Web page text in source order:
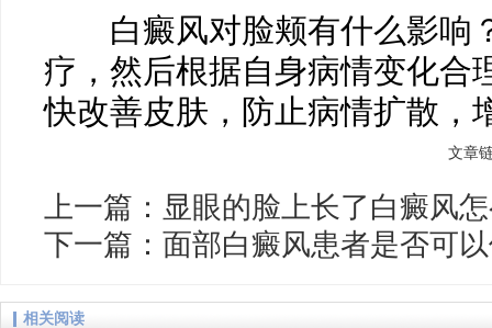
白癜风对脸颊有什么影响
疗，然后根据自身病情变化合
快改善皮肤，防止病情扩散，
文章
上一篇： 显眼的脸上长了白癜风
下一篇： 面部白癜风患者是否可
相关阅读